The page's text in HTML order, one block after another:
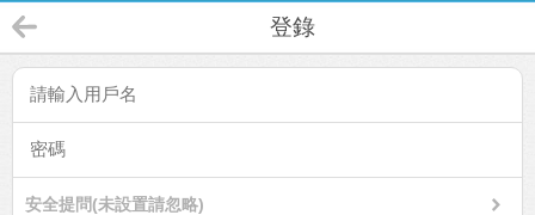
登錄
安全提問(未設置請忽略)